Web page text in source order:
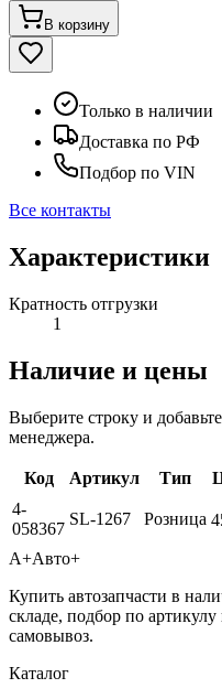
В корзину
Только в наличии
Доставка по РФ
Подбор по VIN
Все контакты
Характеристики
Кратность отгрузки
1
Наличие и цены
Выберите строку и
менеджера.
Код Артикул Тип
4-
058367
SL-1267 Розница
А+Авто+
Купить автозапчасти в
складе, подбор по
самовывоз.
Каталог